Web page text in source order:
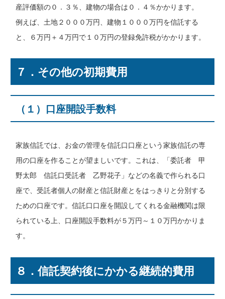
産評価額の０．３％、建物の場合は０．４％かかります。
例えば、土地２０００万円、建物１０００万円を信託する
と、６万円＋４万円で１０万円の登録免許税がかかります。
７．その他の初期費用
（１）口座開設手数料
家族信託では、お金の管理を信託口口座という家族信託の専
用の口座を作ることが望ましいです。これは、「委託者 甲
野太郎 信託口受託者 乙野花子」などの名義で作られる口
座で、受託者個人の財産と信託財産とをはっきりと分別する
ための口座です。信託口口座を開設してくれる金融機関は限
られている上、口座開設手数料が５万円～１０万円かかりま
す。
８．信託契約後にかかる継続的費用